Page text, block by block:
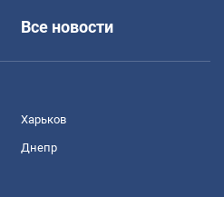
Все новости
Харьков
Днепр